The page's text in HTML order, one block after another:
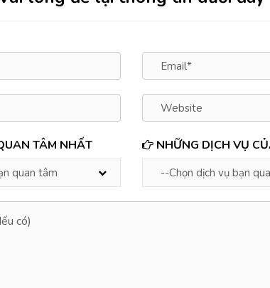
TÂM NHẤT NHỮNG DỊCH VỤ